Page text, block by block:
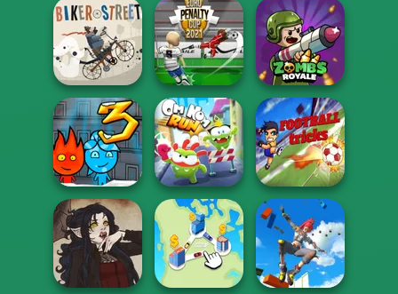
3D Penalty Basketball FRVR Football FRVR
Biker Street
Euro Penalty Cup
2021
Zombs Royale
Fireboy and
Watergirl 3 Ice
Te...
Om Nom Run Football Tricks